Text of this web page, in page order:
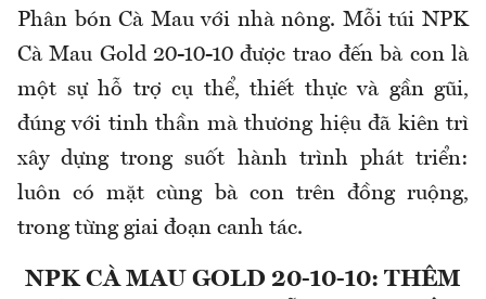
Phân bón Cà Mau với nhà nông. Mỗi túi NPK
Cà Mau Gold 20-10-10 được trao đến bà con là
một sự hỗ trợ cụ thể, thiết thực và gần gũi,
đúng với tinh thần mà thương hiệu đã kiên trì
xây dựng trong suốt hành trình phát triển:
luôn có mặt cùng bà con trên đồng ruộng,
trong từng giai đoạn canh tác.
NPK CÀ MAU GOLD 20-10-10: THÊM